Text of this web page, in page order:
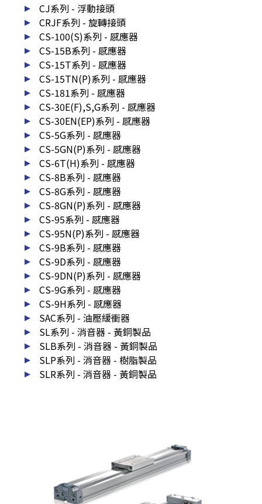
CJ系列 - 浮動接頭
CRJF系列 - 旋轉接頭
CS-100(S)系列 - 感應器
CS-15B系列 - 感應器
CS-15T系列 - 感應器
CS-15TN(P)系列 - 感應器
CS-181系列 - 感應器
CS-30E(F),S,G系列 - 感應器
CS-30EN(EP)系列 - 感應器
CS-5G系列 - 感應器
CS-5GN(P)系列 - 感應器
CS-6T(H)系列 - 感應器
CS-8B系列 - 感應器
CS-8G系列 - 感應器
CS-8GN(P)系列 - 感應器
CS-95系列 - 感應器
CS-95N(P)系列 - 感應器
CS-9B系列 - 感應器
CS-9D系列 - 感應器
CS-9DN(P)系列 - 感應器
CS-9G系列 - 感應器
CS-9H系列 - 感應器
SAC系列 - 油壓緩衝器
SL系列 - 消音器 - 黃銅製品
SLB系列 - 消音器 - 黃銅製品
SLP系列 - 消音器 - 樹脂製品
SLR系列 - 消音器 - 黃銅製品